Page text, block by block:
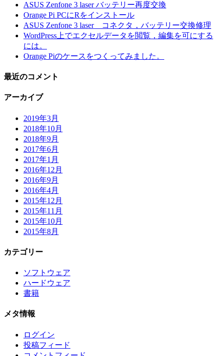
ASUS Zenfone 3 laser バッテリー再度交換
Orange Pi PCにRをインストール
ASUS Zenfone 3 laser コネクタ，バッテリー交換修理
WordPress上でエクセルデータを閲覧，編集を可にする
には。
Orange Piのケースをつくってみました。
最近のコメント
アーカイブ
2019年3月
2018年10月
2018年9月
2017年6月
2017年1月
2016年12月
2016年9月
2016年4月
2015年12月
2015年11月
2015年10月
2015年8月
カテゴリー
ソフトウェア
ハードウェア
書籍
メタ情報
ログイン
投稿フィード